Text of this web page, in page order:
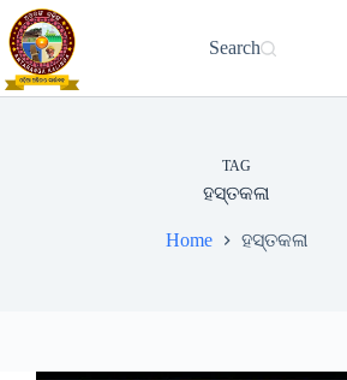
Skip
to
content
Search
TAG
ହସ୍ତକଳା
Home ହସ୍ତକଳା